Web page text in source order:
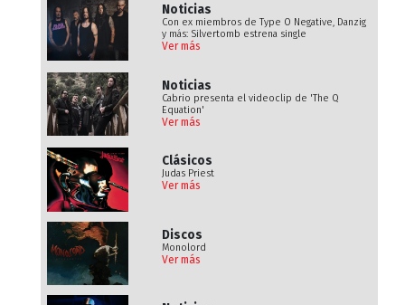
Noticias
Con ex miembros de Type O Negative, Danzig
y más: Silvertomb estrena single
Ver más
Noticias
Cabrio presenta el videoclip de 'The Q
Equation'
Ver más
Clásicos
Judas Priest
Ver más
Discos
Monolord
Ver más